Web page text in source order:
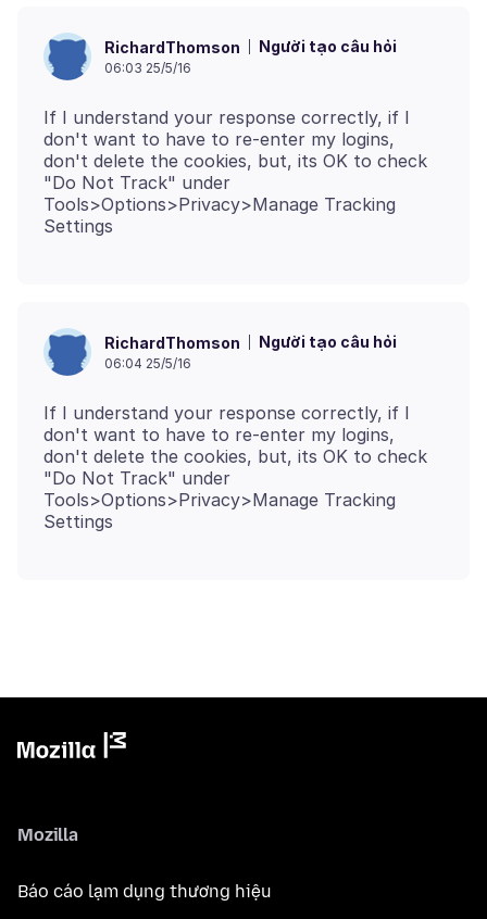
RichardThomson Người tạo câu hỏi
06:03 25/5/16
If I understand your response correctly, if I
don't want to have to re-enter my logins,
don't delete the cookies, but, its OK to check
"Do Not Track" under
Tools>Options>Privacy>Manage Tracking
RichardThomson Người tạo câu hỏi
06:04 25/5/16
If I understand your response correctly, if I
don't want to have to re-enter my logins,
don't delete the cookies, but, its OK to check
"Do Not Track" under
Tools>Options>Privacy>Manage Tracking
Mozilla
Báo cáo lạm dụng thương hiệu